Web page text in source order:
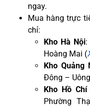
ngay.
Mua hàng trực
chỉ:
Kho Hà Nội:
Hoàng Mai (
Kho Quảng
Đông –
Kho Hồ
Phường